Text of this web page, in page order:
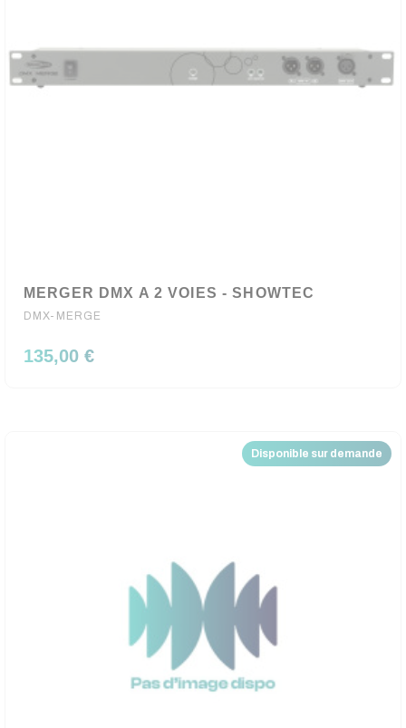
MERGER DMX A 2 VOIES - SHOWTEC
DMX-MERGE
135,00 €
Disponible sur demande